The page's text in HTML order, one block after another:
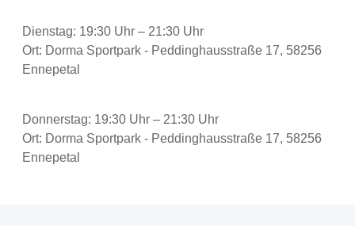
Dienstag: 19:30 Uhr – 21:30 Uhr
Ort: Dorma Sportpark - Peddinghausstraße 17, 58256
Ennepetal
Donnerstag: 19:30 Uhr – 21:30 Uhr
Ort: Dorma Sportpark - Peddinghausstraße 17, 58256
Ennepetal